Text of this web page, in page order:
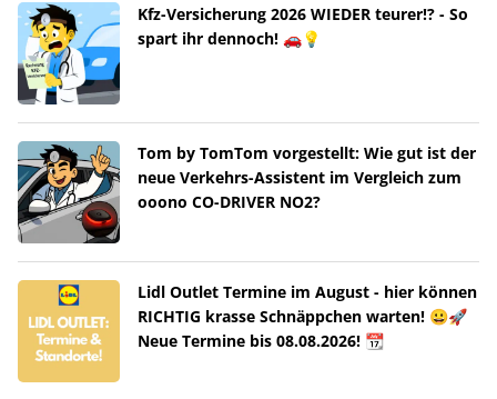
Kfz-Versicherung 2026 WIEDER teurer!? - So
spart ihr dennoch! 🚗💡
Tom by TomTom vorgestellt: Wie gut ist der
neue Verkehrs-Assistent im Vergleich zum
ooono CO-DRIVER NO2?
Lidl Outlet Termine im August - hier können
RICHTIG krasse Schnäppchen warten! 😀🚀
Neue Termine bis 08.08.2026! 📆